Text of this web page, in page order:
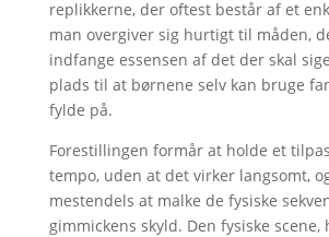
replikkerne, der oftest består af et
man overgiver sig hurtigt til måden,
indfange essensen af det der skal
plads til at børnene selv kan bruge
fylde på.
Forestillingen formår at holde et
tempo, uden at det virker langsomt,
mestendels at malke de fysiske
gimmickens skyld. Den fysiske scene,